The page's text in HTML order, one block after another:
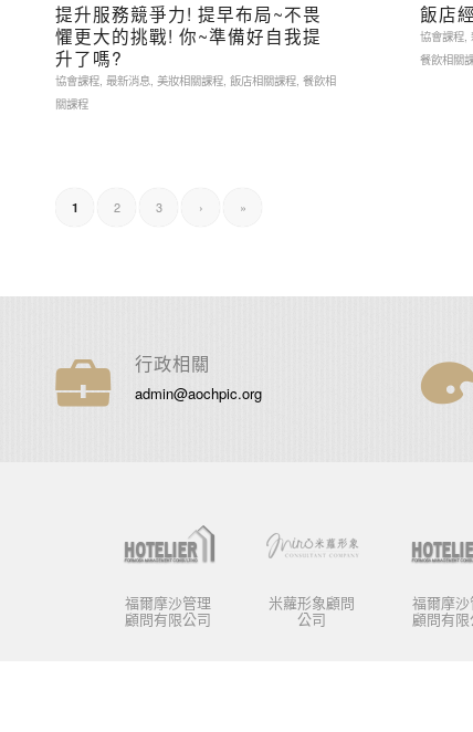
提升服務競爭力! 提早布局~不畏
懼更大的挑戰! 你~準備好自我提
升了嗎?
協會課程, 最新消息, 美妝相關課程, 飯店相關課程, 餐飲相
關課程
飯店
協會課程,
餐飲相關
1 2 3 › »
行政相關
admin@aochpic.org
福爾摩沙管理
顧問有限公司
米蘿形象顧問
公司
福爾摩沙
顧問有